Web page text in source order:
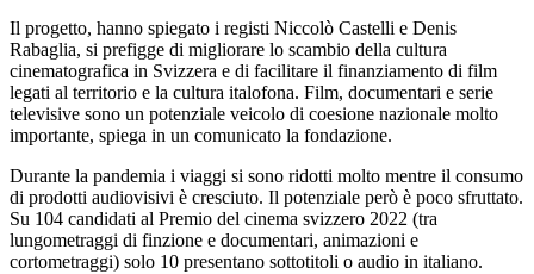
Il progetto, hanno spiegato i registi Niccolò Castelli e Denis
Rabaglia, si prefigge di migliorare lo scambio della cultura
cinematografica in Svizzera e di facilitare il finanziamento di film
legati al territorio e la cultura italofona. Film, documentari e serie
televisive sono un potenziale veicolo di coesione nazionale molto
importante, spiega in un comunicato la fondazione.
Durante la pandemia i viaggi si sono ridotti molto mentre il consumo
di prodotti audiovisivi è cresciuto. Il potenziale però è poco sfruttato.
Su 104 candidati al Premio del cinema svizzero 2022 (tra
lungometraggi di finzione e documentari, animazioni e
cortometraggi) solo 10 presentano sottotitoli o audio in italiano.